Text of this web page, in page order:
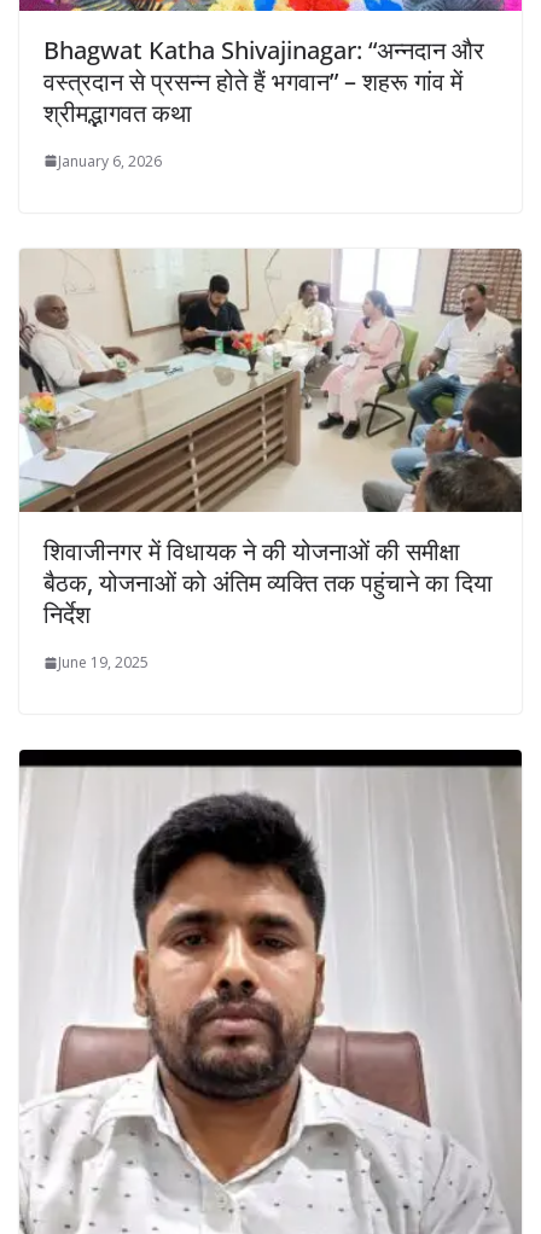
Bhagwat Katha Shivajinagar: “अन्नदान और
वस्त्रदान से प्रसन्न होते हैं भगवान” – शहरू गांव में
श्रीमद्भागवत कथा
January 6, 2026
शिवाजीनगर में विधायक ने की योजनाओं की समीक्षा
बैठक, योजनाओं को अंतिम व्यक्ति तक पहुंचाने का दिया
निर्देश
June 19, 2025